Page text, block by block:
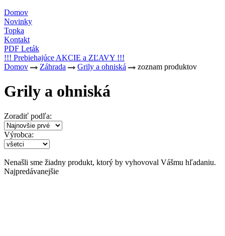
Domov
Novinky
Topka
Kontakt
PDF Leták
!!! Prebiehajúce AKCIE a ZĽAVY !!!
Domov
Záhrada Grily a ohniská zoznam produktov
Grily a ohniská
Zoradiť podľa:
Výrobca:
Nenašli sme žiadny produkt, ktorý by vyhovoval Vášmu hľadaniu.
Najpredávanejšie